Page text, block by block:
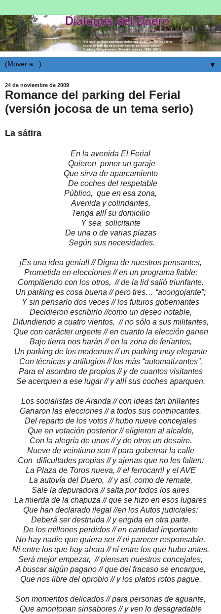
▼
24 de noviembre de 2009
Romance del parking del Ferial
(versión jocosa de un tema serio)
La sátira
En la avenida El Ferial
Quieren poner un garaje
Que sirva de aparcamiento
De coches del respetable
Público, que en esa zona,
Avenida y colindantes,
Tenga allí su domicilio
Y sea solicitante
De una o de varias plazas
Según sus necesidades.
¡Es una idea genial! // Digna de nuestros pensantes,
Prometida en elecciones // en un programa fiable;
Compitiendo con los otros, // de la lid salió triunfante.
Un parking es cosa buena // pero tres… “acongojante”;
Y sin pensarlo dos veces // los futuros gobernantes
Decidieron escribirlo //como un deseo notable,
Difundiendo a cuatro vientos, // no sólo a sus militantes,
Que con carácter urgente // en cuanto la elección ganen
Bajo tierra nos harán // en la zona de feriantes,
Un parking de los modernos // un parking muy elegante
Con técnicas y artilugios // los más “automatizantes”,
Para el asombro de propios // y de cuantos visitantes
Se acerquen a ese lugar // y allí sus coches aparquen.
Los socialistas de Aranda // con ideas tan brillantes
Ganaron las elecciones // a todos sus contrincantes.
Del reparto de los votos // hubo nueve concejales
Que en votación posterior // eligieron al alcalde,
Con la alegría de unos // y de otros un desaire.
Nueve de veintiuno son // para gobernar la calle
Con dificultades propias // y ajenas que no les falten:
La Plaza de Toros nueva, // el ferrocarril y el AVE
La autovía del Duero, // y así, como de remate,
Sale la depuradora // salta por todos los aires
La mierda de la chapuza // que se hizo en esos lugares
Que han declarado ilegal //en los Autos judiciales:
Deberá ser destruida // y erigida en otra parte.
De los millones perdidos // en cantidad importante
No hay nadie que quiera ser // ni parecer responsable,
Ni entre los que hay ahora // ni entre los que hubo antes.
Será mejor empezar, // piensan nuestros concejales,
A buscar algún pagano // que del fracaso se encargue,
Que nos libre del oprobio // y los platos rotos pague.
Son momentos delicados // para personas de aguante,
Que amontonan sinsabores // y ven lo desagradable